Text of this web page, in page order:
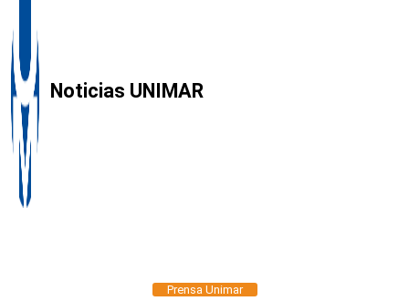
Noticias UNIMAR
Prensa Unimar